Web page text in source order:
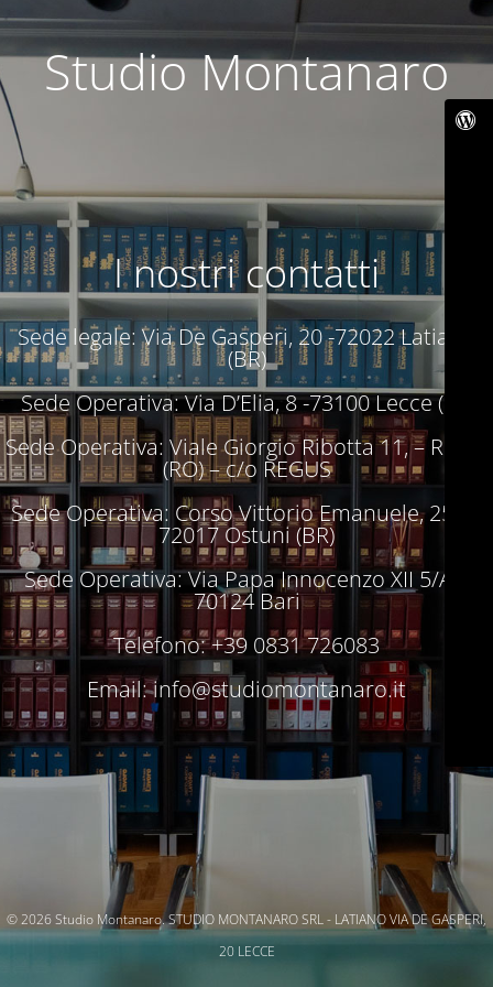
Studio Montanaro
I nostri contatti
Sede legale: Via De Gasperi, 20 -72022 Latiano
(BR)
Sede Operativa: Via D’Elia, 8 -73100 Lecce (LE)
Sede Operativa: Viale Giorgio Ribotta 11, – Roma
(RO) – c/o REGUS
Sede Operativa: Corso Vittorio Emanuele, 250 –
72017 Ostuni (BR)
Sede Operativa: Via Papa Innocenzo XII 5/A –
70124 Bari
Telefono: +39 0831 726083
Email:info@studiomontanaro.it
© 2026 Studio Montanaro. STUDIO MONTANARO SRL - LATIANO VIA DE GASPERI,
20 LECCE